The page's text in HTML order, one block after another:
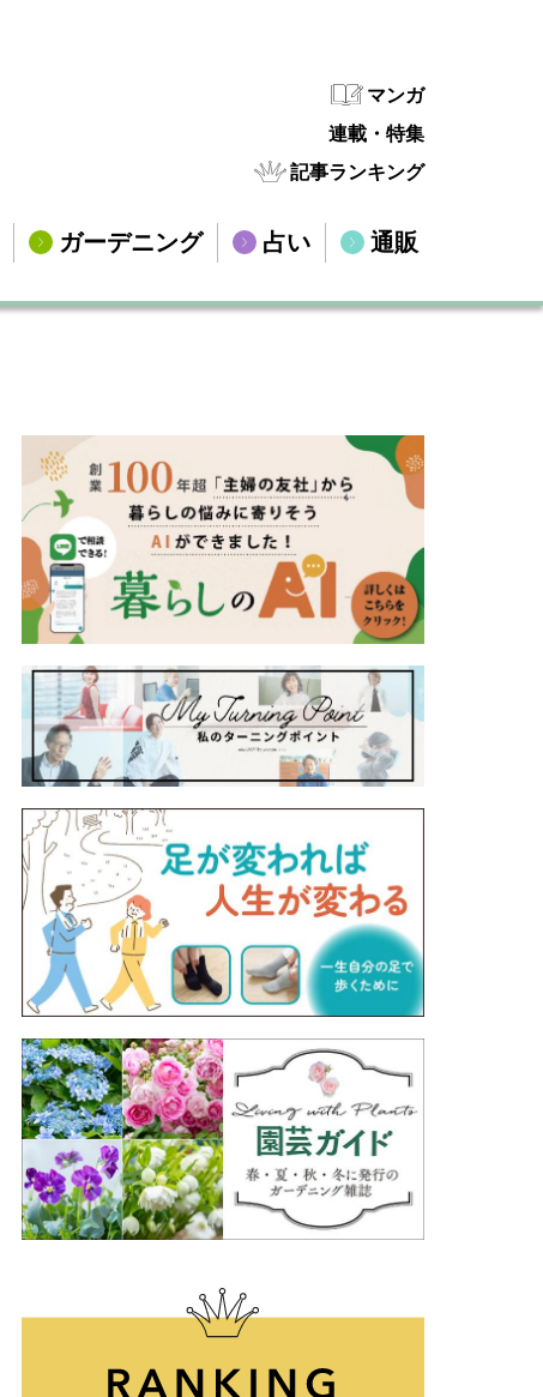
マンガ
連載・特集
記事ランキング
ガーデニング 占い 通販